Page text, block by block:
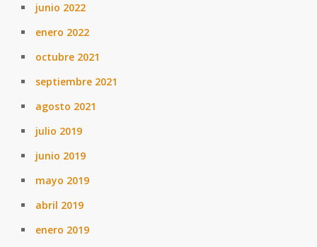
junio 2022
enero 2022
octubre 2021
septiembre 2021
agosto 2021
julio 2019
junio 2019
mayo 2019
abril 2019
enero 2019